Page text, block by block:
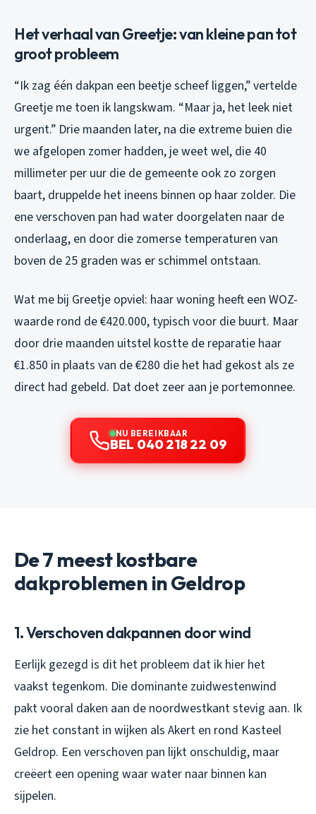
Het verhaal van Greetje: van kleine pan tot
groot probleem
“Ik zag één dakpan een beetje scheef liggen,” vertelde
Greetje me toen ik langskwam. “Maar ja, het leek niet
urgent.” Drie maanden later, na die extreme buien die
we afgelopen zomer hadden, je weet wel, die 40
millimeter per uur die de gemeente ook zo zorgen
baart, druppelde het ineens binnen op haar zolder. Die
ene verschoven pan had water doorgelaten naar de
onderlaag, en door die zomerse temperaturen van
boven de 25 graden was er schimmel ontstaan.
Wat me bij Greetje opviel: haar woning heeft een WOZ-
waarde rond de €420.000, typisch voor die buurt. Maar
door drie maanden uitstel kostte de reparatie haar
€1.850 in plaats van de €280 die het had gekost als ze
direct had gebeld. Dat doet zeer aan je portemonnee.
NU BEREIKBAAR
BEL 040 218 22 09
De 7 meest kostbare
dakproblemen in Geldrop
1. Verschoven dakpannen door wind
Eerlijk gezegd is dit het probleem dat ik hier het
vaakst tegenkom. Die dominante zuidwestenwind
pakt vooral daken aan de noordwestkant stevig aan. Ik
zie het constant in wijken als Akert en rond Kasteel
Geldrop. Een verschoven pan lijkt onschuldig, maar
creëert een opening waar water naar binnen kan
sijpelen.